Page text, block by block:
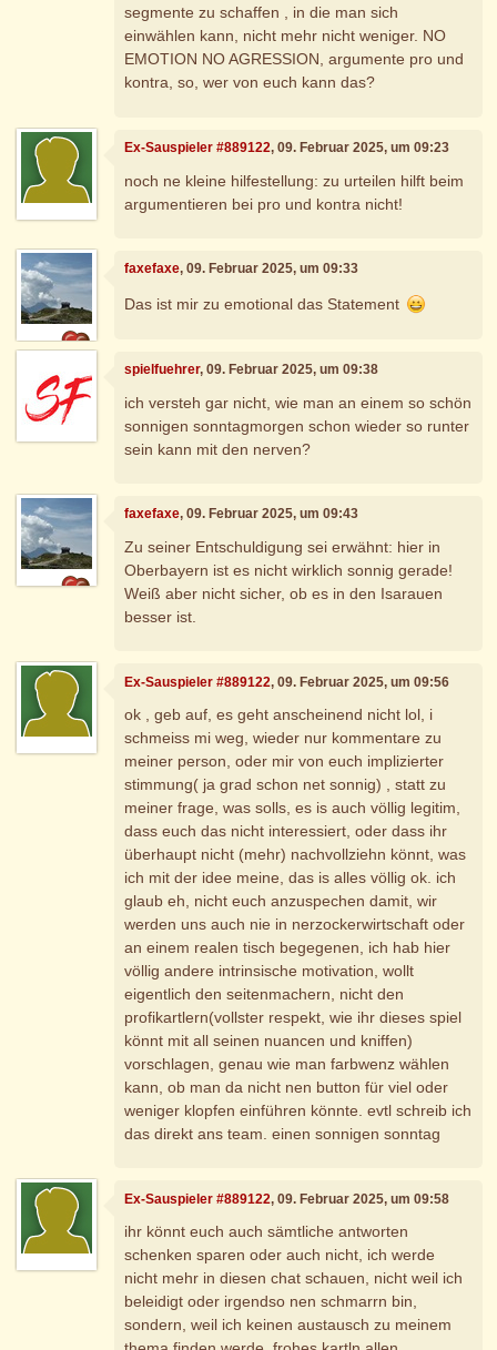
segmente zu schaffen , in die man sich
einwählen kann, nicht mehr nicht weniger. NO
EMOTION NO AGRESSION, argumente pro und
kontra, so, wer von euch kann das?
Ex-Sauspieler #889122, 09. Februar 2025, um 09:23
noch ne kleine hilfestellung: zu urteilen hilft beim
argumentieren bei pro und kontra nicht!
faxefaxe, 09. Februar 2025, um 09:33
Das ist mir zu emotional das Statement
spielfuehrer, 09. Februar 2025, um 09:38
ich versteh gar nicht, wie man an einem so schön
sonnigen sonntagmorgen schon wieder so runter
sein kann mit den nerven?
faxefaxe, 09. Februar 2025, um 09:43
Zu seiner Entschuldigung sei erwähnt: hier in
Oberbayern ist es nicht wirklich sonnig gerade!
Weiß aber nicht sicher, ob es in den Isarauen
besser ist.
Ex-Sauspieler #889122, 09. Februar 2025, um 09:56
ok , geb auf, es geht anscheinend nicht lol, i
schmeiss mi weg, wieder nur kommentare zu
meiner person, oder mir von euch implizierter
stimmung( ja grad schon net sonnig) , statt zu
meiner frage, was solls, es is auch völlig legitim,
dass euch das nicht interessiert, oder dass ihr
überhaupt nicht (mehr) nachvollziehn könnt, was
ich mit der idee meine, das is alles völlig ok. ich
glaub eh, nicht euch anzuspechen damit, wir
werden uns auch nie in nerzockerwirtschaft oder
an einem realen tisch begegenen, ich hab hier
völlig andere intrinsische motivation, wollt
eigentlich den seitenmachern, nicht den
profikartlern(vollster respekt, wie ihr dieses spiel
könnt mit all seinen nuancen und kniffen)
vorschlagen, genau wie man farbwenz wählen
kann, ob man da nicht nen button für viel oder
weniger klopfen einführen könnte. evtl schreib ich
das direkt ans team. einen sonnigen sonntag
Ex-Sauspieler #889122, 09. Februar 2025, um 09:58
ihr könnt euch auch sämtliche antworten
schenken sparen oder auch nicht, ich werde
nicht mehr in diesen chat schauen, nicht weil ich
beleidigt oder irgendso nen schmarrn bin,
sondern, weil ich keinen austausch zu meinem